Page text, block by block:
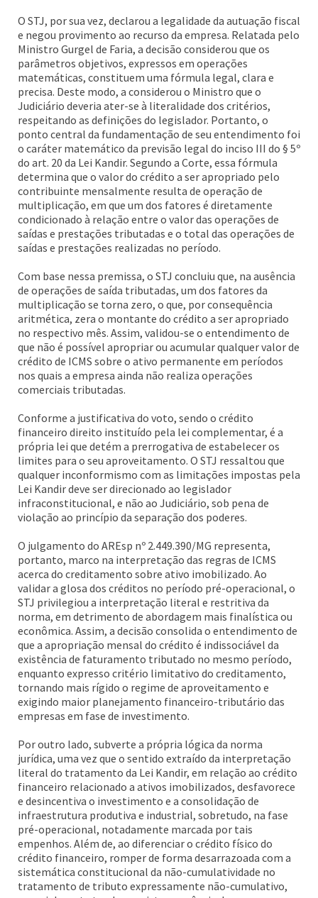
O STJ, por sua vez, declarou a legalidade da autuação fiscal
e negou provimento ao recurso da empresa. Relatada pelo
Ministro Gurgel de Faria, a decisão considerou que os
parâmetros objetivos, expressos em operações
matemáticas, constituem uma fórmula legal, clara e
precisa. Deste modo, a considerou o Ministro que o
Judiciário deveria ater-se à literalidade dos critérios,
respeitando as definições do legislador. Portanto, o
ponto central da fundamentação de seu entendimento foi
o caráter matemático da previsão legal do inciso III do § 5º
do art. 20 da Lei Kandir. Segundo a Corte, essa fórmula
determina que o valor do crédito a ser apropriado pelo
contribuinte mensalmente resulta de operação de
multiplicação, em que um dos fatores é diretamente
condicionado à relação entre o valor das operações de
saídas e prestações tributadas e o total das operações de
saídas e prestações realizadas no período.
Com base nessa premissa, o STJ concluiu que, na ausência
de operações de saída tributadas, um dos fatores da
multiplicação se torna zero, o que, por consequência
aritmética, zera o montante do crédito a ser apropriado
no respectivo mês. Assim, validou-se o entendimento de
que não é possível apropriar ou acumular qualquer valor de
crédito de ICMS sobre o ativo permanente em períodos
nos quais a empresa ainda não realiza operações
comerciais tributadas.
Conforme a justificativa do voto, sendo o crédito
financeiro direito instituído pela lei complementar, é a
própria lei que detém a prerrogativa de estabelecer os
limites para o seu aproveitamento. O STJ ressaltou que
qualquer inconformismo com as limitações impostas pela
Lei Kandir deve ser direcionado ao legislador
infraconstitucional, e não ao Judiciário, sob pena de
violação ao princípio da separação dos poderes.
O julgamento do AREsp nº 2.449.390/MG representa,
portanto, marco na interpretação das regras de ICMS
acerca do creditamento sobre ativo imobilizado. Ao
validar a glosa dos créditos no período pré-operacional, o
STJ privilegiou a interpretação literal e restritiva da
norma, em detrimento de abordagem mais finalística ou
econômica. Assim, a decisão consolida o entendimento de
que a apropriação mensal do crédito é indissociável da
existência de faturamento tributado no mesmo período,
enquanto expresso critério limitativo do creditamento,
tornando mais rígido o regime de aproveitamento e
exigindo maior planejamento financeiro-tributário das
empresas em fase de investimento.
Por outro lado, subverte a própria lógica da norma
jurídica, uma vez que o sentido extraído da interpretação
literal do tratamento da Lei Kandir, em relação ao crédito
financeiro relacionado a ativos imobilizados, desfavorece
e desincentiva o investimento e a consolidação de
infraestrutura produtiva e industrial, sobretudo, na fase
pré-operacional, notadamente marcada por tais
empenhos. Além de, ao diferenciar o crédito físico do
crédito financeiro, romper de forma desarrazoada com a
sistemática constitucional da não-cumulatividade no
tratamento de tributo expressamente não-cumulativo,